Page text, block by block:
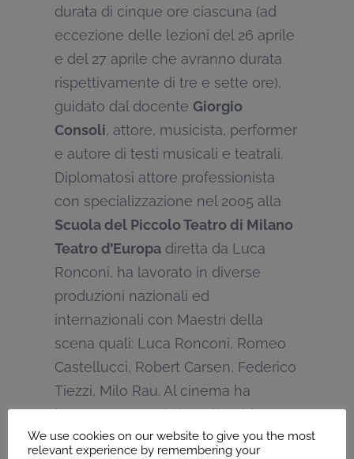
durata di cinque ore ciascuna (ad
eccezione delle lezioni del 26 aprile
e del 27 aprile che avranno durata
rispettivamente di tre e sette ore),
guidato dal docente Giorgio
Consoli, attore, musicista, performer
e autore di testi musicali e teatrali.
Diplomatosi attore professionista
con specializzazione nel 2005 alla
Scuola del Piccolo Teatro di Milano
Teatro d’Europadiretta da Luca
Ronconi, ha lavorato in diverse
produzioni nazionali ed
internazionali con Maestri della
scena quali: Luca Ronconi, Romeo
Castellucci, Robert Carsen, Federico
Tiezzi, Milo Rau. Al cinema ha
lavorato con registi quali Guido
Chiesa, Carlos Solito, Nico Cirasola,
We use cookies on our website to give you the most
relevant experience by remembering your